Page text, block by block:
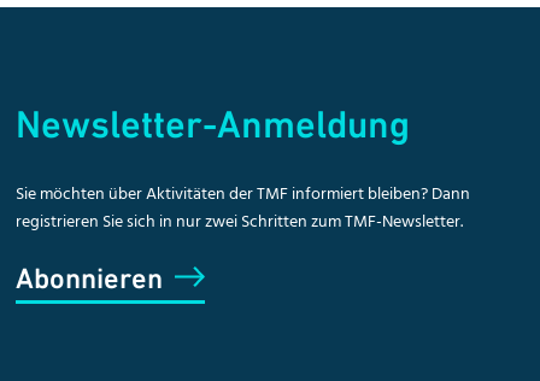
Newsletter-Anmeldung
Sie möchten über Aktivitäten der TMF informiert bleiben? Dann
registrieren Sie sich in nur zwei Schritten zum TMF-Newsletter.
Abonnieren